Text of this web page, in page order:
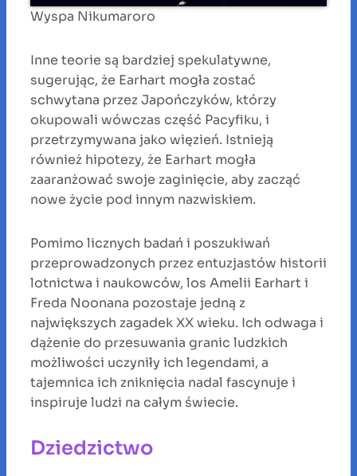
Wyspa Nikumaroro
Inne teorie są bardziej spekulatywne,
sugerując, że Earhart mogła zostać
schwytana przez Japończyków, którzy
okupowali wówczas część Pacyfiku, i
przetrzymywana jako więzień. Istnieją
również hipotezy, że Earhart mogła
zaaranżować swoje zaginięcie, aby zacząć
nowe życie pod innym nazwiskiem.
Pomimo licznych badań i poszukiwań
przeprowadzonych przez entuzjastów historii
lotnictwa i naukowców, los Amelii Earhart i
Freda Noonana pozostaje jedną z
największych zagadek XX wieku. Ich odwaga i
dążenie do przesuwania granic ludzkich
możliwości uczyniły ich legendami, a
tajemnica ich zniknięcia nadal fascynuje i
inspiruje ludzi na całym świecie.
Dziedzictwo